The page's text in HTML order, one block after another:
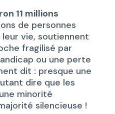
11 millions
de personnes
vie, soutiennent
fragilisé par
ou une perte
dit : presque une
dire que les
minorité
silencieuse !